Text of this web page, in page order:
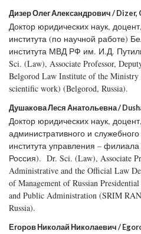
Дизер Олег Александрович / Dizer,
Доктор юридических наук,
института (по научной работе)
института МВД РФ им. И.Д.
Sci. (Law), Associate Professor,
Belgorod Law Institute of the
scientific work) (Belgorod, Russia).
Душакова Леся Анатольевна /
Доктор юридических наук,
административного и
института управления –
Россия). Dr. Sci. (Law), Associate
Administrative and the Official Law
of Management of Russian
and Public Administration (SRIM
Russia).
Егоров Николай Николаевич /